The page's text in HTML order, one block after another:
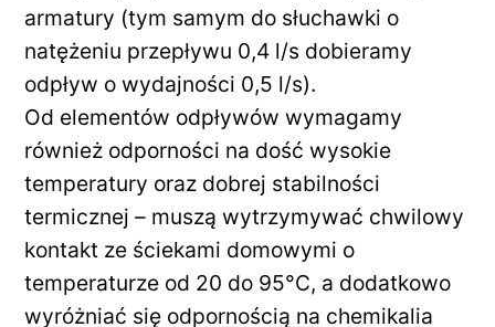
armatury (tym samym do słuchawki o
natężeniu przepływu 0,4 l/s dobieramy
odpływ o wydajności 0,5 l/s).
Od elementów odpływów wymagamy
również odporności na dość wysokie
temperatury oraz dobrej stabilności
termicznej – muszą wytrzymywać chwilowy
kontakt ze ściekami domowymi o
temperaturze od 20 do 95°C, a dodatkowo
wyróżniać się odpornością na chemikalia